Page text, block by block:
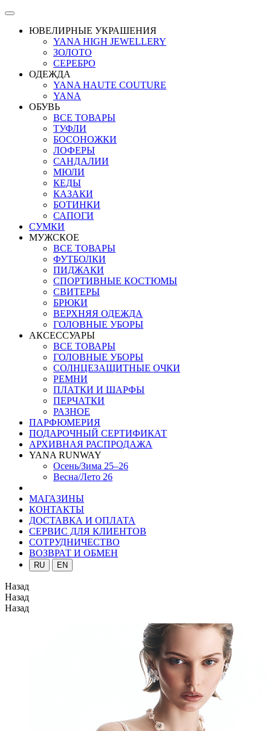
ЮВЕЛИРНЫЕ УКРАШЕНИЯ
YANA HIGH JEWELLERY
ЗОЛОТО
СЕРЕБРО
ОДЕЖДА
YANA HAUTE COUTURE
YANA
ОБУВЬ
ВСЕ ТОВАРЫ
ТУФЛИ
БОСОНОЖКИ
ЛОФЕРЫ
САНДАЛИИ
МЮЛИ
КЕДЫ
КАЗАКИ
БОТИНКИ
САПОГИ
СУМКИ
МУЖСКОЕ
ВСЕ ТОВАРЫ
ФУТБОЛКИ
ПИДЖАКИ
СПОРТИВНЫЕ КОСТЮМЫ
СВИТЕРЫ
БРЮКИ
ВЕРХНЯЯ ОДЕЖДА
ГОЛОВНЫЕ УБОРЫ
АКСЕССУАРЫ
ВСЕ ТОВАРЫ
ГОЛОВНЫЕ УБОРЫ
СОЛНЦЕЗАЩИТНЫЕ ОЧКИ
РЕМНИ
ПЛАТКИ И ШАРФЫ
ПЕРЧАТКИ
РАЗНОЕ
ПАРФЮМЕРИЯ
ПОДАРОЧНЫЙ СЕРТИФИКАТ
АРХИВНАЯ РАСПРОДАЖА
YANA RUNWAY
Осень/Зима 25–26
Весна/Лето 26
МАГАЗИНЫ
КОНТАКТЫ
ДОСТАВКА И ОПЛАТА
СЕРВИС ДЛЯ КЛИЕНТОВ
СОТРУДНИЧЕСТВО
ВОЗВРАТ И ОБМЕН
RU EN
Назад
Назад
Назад